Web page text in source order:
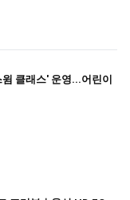
클래스' 운영...어린이